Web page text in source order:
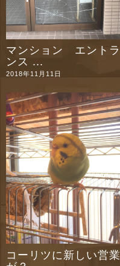
マンション エントラ
ンス ...
2018年11月11日
コーリツに新しい営業